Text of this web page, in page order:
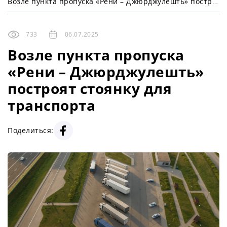
733 06.07.2025
Возле пункта пропуска
«Рени – Джюрджулешть»
построят стоянку для
транспорта
Поделиться: